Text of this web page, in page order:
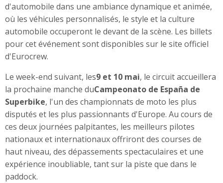
d'automobile dans une ambiance dynamique et animée,
où les véhicules personnalisés, le style et la culture
automobile occuperont le devant de la scène. Les billets
pour cet événement sont disponibles sur le site officiel
d'Eurocrew.
Le week-end suivant, les9 et 10 mai, le circuit accueillera
la prochaine manche duCampeonato de España de
Superbike, l'un des championnats de moto les plus
disputés et les plus passionnants d'Europe. Au cours de
ces deux journées palpitantes, les meilleurs pilotes
nationaux et internationaux offriront des courses de
haut niveau, des dépassements spectaculaires et une
expérience inoubliable, tant sur la piste que dans le
paddock.